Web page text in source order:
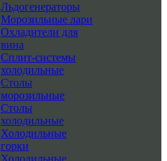
Льдогенераторы
Морозильные лари
Охладители для
вина
Сплит-системы
холодильные
Столы
морозильные
Столы
холодильные
Холодильные
горки
Холодильные